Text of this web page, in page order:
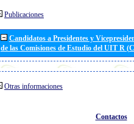
Publicaciones
Candidatos a Presidentes y
de las Comisiones de Estudio del UIT R
Otras informaciones
Contactos